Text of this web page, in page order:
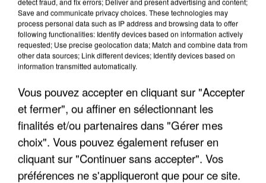
APRÈS TOUTES CES CANICULES, LES REFUGES
DE FAUNE SAUVAGE SONT...
Save and communicate privacy choices. These technologies may
process personal data such as IP address and browsing data to offer
following functionalities: Identify devices based on information actively
requested; Use precise geolocation data; Match and combine data from
other data sources; Link different devices; Identify devices based on
information transmitted automatically.
Vous pouvez accepter en cliquant sur "Accepter
et fermer", ou affiner en sélectionnant les
finalités et/ou partenaires dans "Gérer mes
choix". Vous pouvez également refuser en
cliquant sur "Continuer sans accepter". Vos
préférences ne s'appliqueront que pour ce site.